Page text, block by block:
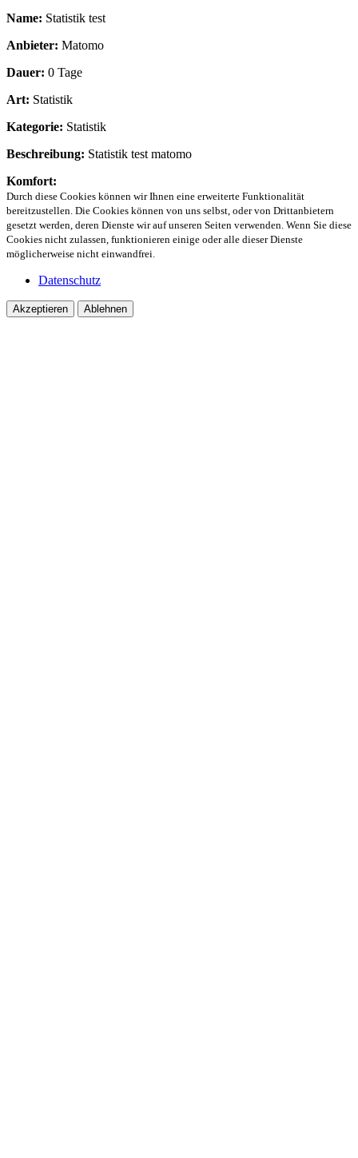
Name: Statistik test
Anbieter: Matomo
Dauer: 0 Tage
Art: Statistik
Kategorie: Statistik
Beschreibung: Statistik test matomo
Komfort:
Durch diese Cookies können wir Ihnen eine erweiterte Funktionalität
bereitzustellen. Die Cookies können von uns selbst, oder von Drittanbietern
gesetzt werden, deren Dienste wir auf unseren Seiten verwenden. Wenn Sie diese
Cookies nicht zulassen, funktionieren einige oder alle dieser Dienste
möglicherweise nicht einwandfrei.
Datenschutz
Akzeptieren Ablehnen